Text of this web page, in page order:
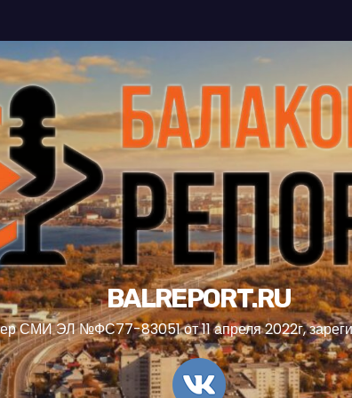
BALREPORT.RU
СМИ ЭЛ №ФС77-83051 от 11 апреля 2022г,